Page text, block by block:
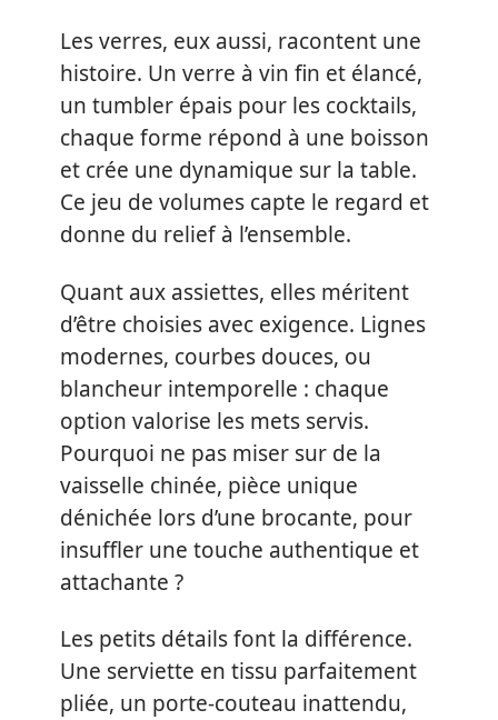
Les verres, eux aussi, racontent une
histoire. Un verre à vin fin et élancé,
un tumbler épais pour les cocktails,
chaque forme répond à une boisson
et crée une dynamique sur la table.
Ce jeu de volumes capte le regard et
donne du relief à l’ensemble.
Quant aux assiettes, elles méritent
d’être choisies avec exigence. Lignes
modernes, courbes douces, ou
blancheur intemporelle : chaque
option valorise les mets servis.
Pourquoi ne pas miser sur de la
vaisselle chinée, pièce unique
dénichée lors d’une brocante, pour
insuffler une touche authentique et
attachante ?
Les petits détails font la différence.
Une serviette en tissu parfaitement
pliée, un porte-couteau inattendu,